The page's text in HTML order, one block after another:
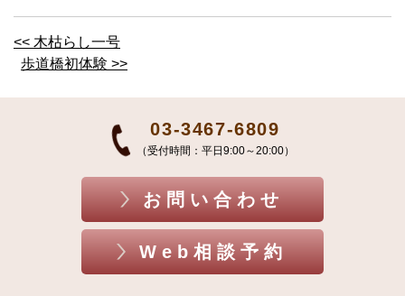
<< 木枯らし一号
歩道橋初体験 >>
03-3467-6809
（受付時間：平日9:00～20:00）
お問い合わせ
Web相談予約